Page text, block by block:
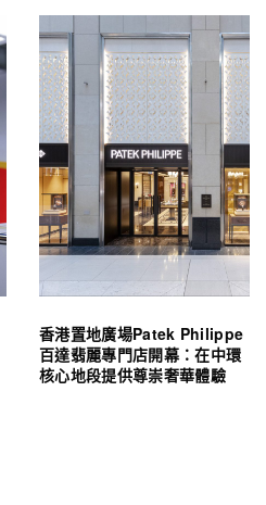
香港置地廣場Patek Philippe
百達翡麗專門店開幕：在中環
核心地段提供尊崇奢華體驗